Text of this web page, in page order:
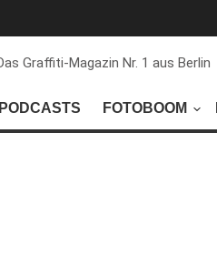
PODCASTS FOTOBOOM